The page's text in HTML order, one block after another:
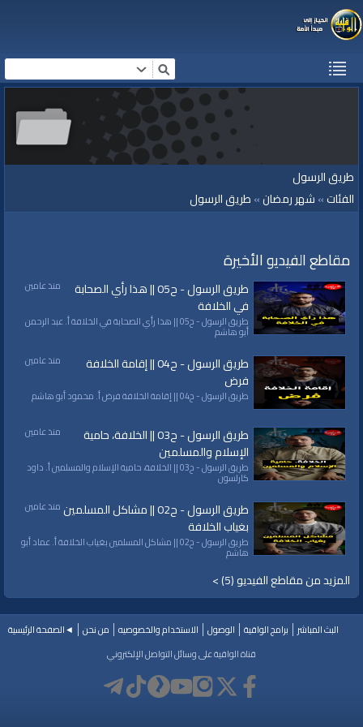
طريق الرسول
الفئات»شهر رمضان»طريق الرسول
مقاطع الفيديو الأخيرة
منذ عامين
طريق الرسول - ح05 || هذا رأي الصحابة
في الخلافة
طريق الرسول - ح05 || هذا رأي الصحابة في الخلافة أ. عبد الرحمن
أبو هاشم
منذ عامين
طريق الرسول - ح04 || إقامة الخلافة
فرض
طريق الرسول - ح04 || إقامة الخلافة فرض أ. محمود أبو هاشم
منذ عامين
طريق الرسول - ح03 || الخلافة، حامية
الإسلام والمسلمين
طريق الرسول - ح03 || الخلافة، حامية الإسلام والمسلمين أ. داود
كارلسون
منذ عامين طريق الرسول - ح02 || مشاكل المسلمين
بغياب الخلافة
طريق الرسول - ح02 || مشاكل المسلمين بغياب الخلافة أ. عماد أبو
هاشم
المزيد من مقاطع الفيديو (5) >
البث المباشر برامج الواقية الوصول الاستخدام والخصوصيه من نحن
◄الصفحة الرئيسية
قناة الواقية على وسائل التواصل الإلكتروني